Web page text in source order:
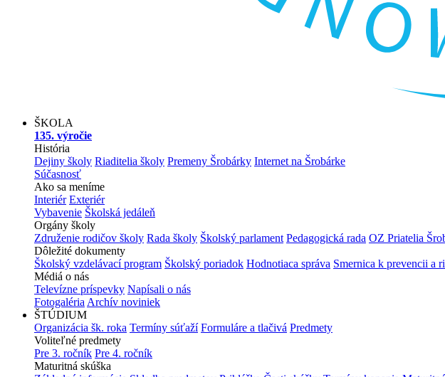
ŠKOLA
135. výročie
História
Dejiny školy Riaditelia školy Premeny Šrobárky Internet na Šrobárke
Súčasnosť
Ako sa meníme
Interiér Exteriér
Vybavenie Školská jedáleň
Orgány školy
Združenie rodičov školy Rada školy Školský parlament Pedagogická rada OZ Priatelia
Dôležité dokumenty
Školský vzdelávací program Školský poriadok Hodnotiaca správa Smernica k prevencii a
Médiá o nás
Televízne príspevky Napísali o nás
Fotogaléria Archív noviniek
ŠTÚDIUM
Organizácia šk. roka Termíny súťaží Formuláre a tlačivá Predmety
Voliteľné predmety
Pre 3. ročník Pre 4. ročník
Maturitná skúška